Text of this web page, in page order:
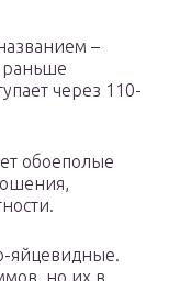
–
через 110-
обоеполые
яйцевидные.
но их в